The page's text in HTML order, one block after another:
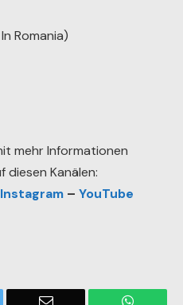
Romania)
mehr Informationen
Kanälen:
Instagram – YouTube
Email